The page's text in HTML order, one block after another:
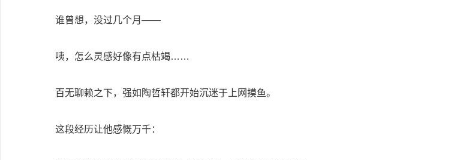
谁曾想，没过几个月——
咦，怎么灵感好像有点枯竭……
百无聊赖之下，强如陶哲轩都开始沉迷于上网摸鱼。
这段经历让他感慨万千：